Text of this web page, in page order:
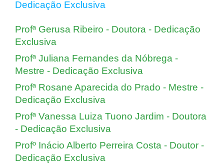
Dedicação Exclusiva
Profª Gerusa Ribeiro - Doutora - Dedicação
Exclusiva
Profª Juliana Fernandes da Nóbrega -
Mestre - Dedicação Exclusiva
Profª Rosane Aparecida do Prado - Mestre -
Dedicação Exclusiva
Profª Vanessa Luiza Tuono Jardim - Doutora
- Dedicação Exclusiva
Profº Inácio Alberto Perreira Costa - Doutor -
Dedicação Exclusiva